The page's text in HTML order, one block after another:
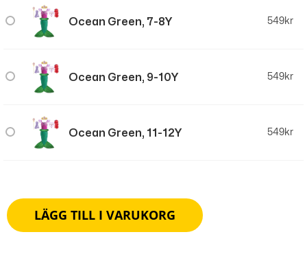
Ocean Green, 7-8Y 549kr
Ocean Green, 9-10Y 549kr
Ocean Green, 11-12Y 549kr
LÄGG TILL I VARUKORG